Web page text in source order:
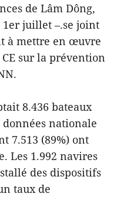
de Lâm Dông,
juillet –.se joint
à mettre en œuvre
sur la prévention
8.436 bateaux
données nationale
7.513 (89%) ont
Les 1.992 navires
des dispositifs
taux de